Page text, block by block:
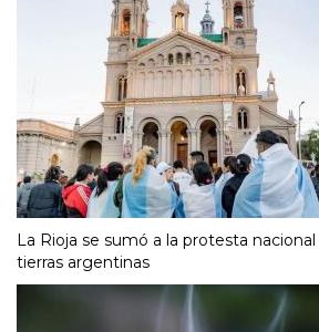
La Rioja se sumó a la protesta
tierras argentinas